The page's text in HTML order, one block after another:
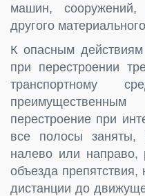
машин, сооружений,
другого
К опасным
при перестроении
транспортному
перестроение при
все полосы заняты,
налево или направо,
объезда
дистанции до